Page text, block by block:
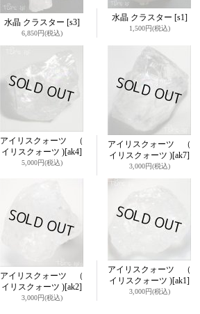
水晶 クラスター [s3]
6,850円(税込)
水晶 クラスター [s1]
1,500円(税込)
アイリスクォーツ （
イリスクォーツ )[ak4]
5,000円(税込)
アイリスクォーツ （
イリスクォーツ )[ak7]
3,000円(税込)
アイリスクォーツ （
イリスクォーツ )[ak2]
3,000円(税込)
アイリスクォーツ （
イリスクォーツ )[ak1]
3,000円(税込)